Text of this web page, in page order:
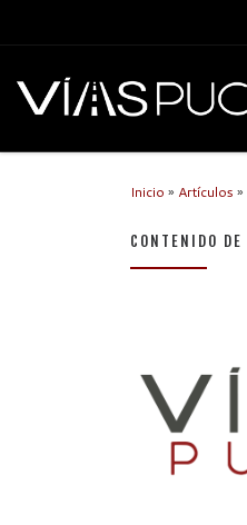
Inicio » Artículos »
CONTENIDO DE